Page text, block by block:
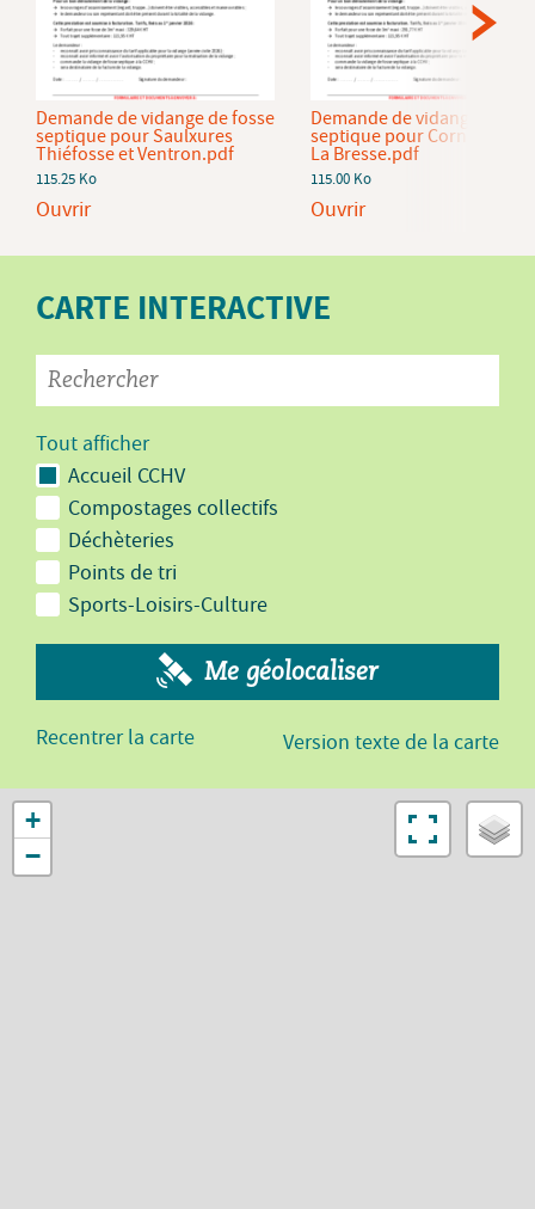
Demande de vidange de fosse
septique pour Saulxures
Thiéfosse et Ventron.pdf
115.25 Ko
Ouvrir
Demande de vidange de
septique pour Cornimont et
La Bresse.pdf
115.00 Ko
Ouvrir
CARTE INTERACTIVE
Tout afficher
Accueil CCHV
Compostages collectifs
Déchèteries
Points de tri
Sports-Loisirs-Culture
Me géolocaliser
Recentrer la carte Version texte de la carte
+
−